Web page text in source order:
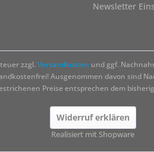
Newsletter
zzgl. Versandkosten und ggf.
Ausgenommen davon sind
Preise entsprechen dem
Widerruf erklären
Realisiert mit Shopware